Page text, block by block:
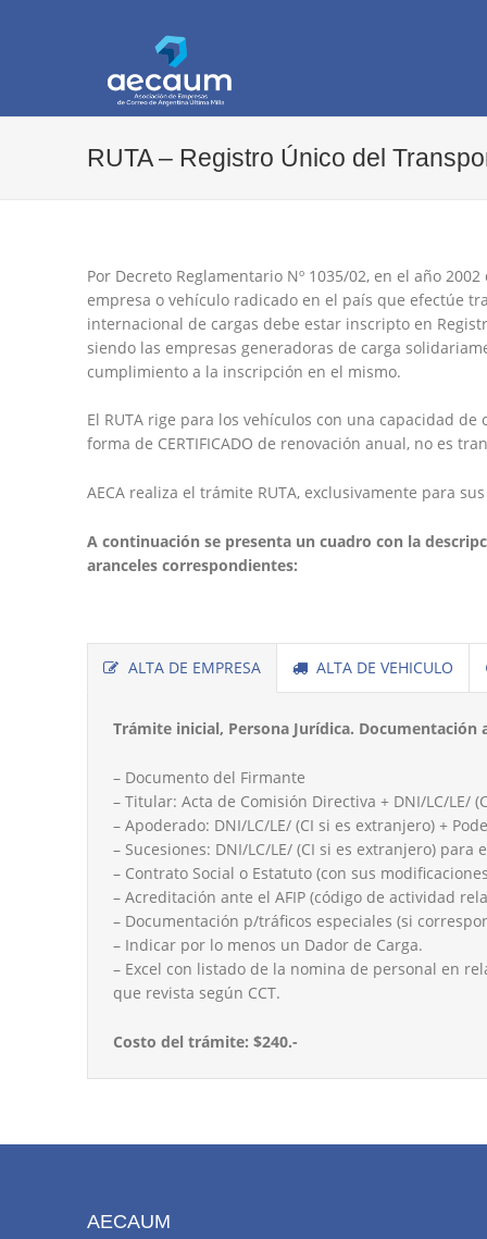
RUTA – Registro Único del
Por Decreto Reglamentario Nº 1035/02, en el año
empresa o vehículo radicado en el país que efectúe
internacional de cargas debe estar inscripto en
siendo las empresas generadoras de carga
cumplimiento a la inscripción en el mismo.
El RUTA rige para los vehículos con una capacidad
forma de CERTIFICADO de renovación anual, no es
AECA realiza el trámite RUTA, exclusivamente para
A continuación se presenta un cuadro con la
aranceles correspondientes:
ALTA DE EMPRESA ALTA DE VEHICULO
Trámite inicial, Persona Jurídica. Documentación
– Documento del Firmante
– Titular: Acta de Comisión Directiva + DNI/LC/LE/
– Apoderado: DNI/LC/LE/ (CI si es extranjero) +
– Sucesiones: DNI/LC/LE/ (CI si es extranjero)
– Contrato Social o Estatuto (con sus
– Acreditación ante el AFIP (código de actividad
– Documentación p/tráficos especiales (si
– Indicar por lo menos un Dador de Carga.
– Excel con listado de la nomina de personal en
que revista según CCT.
Costo del trámite: $240.-
AECAUM